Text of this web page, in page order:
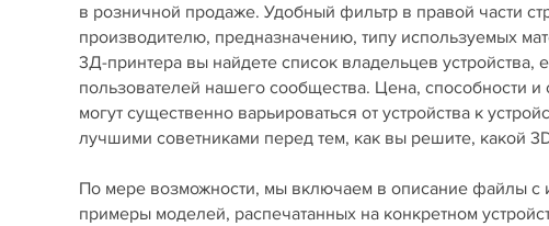
в розничной продаже. Удобный фильтр в правой части
производителю, предназначению, типу используемых
3Д-принтера вы найдете список владельцев
пользователей нашего сообщества. Цена, способности
могут существенно варьироваться от устройства к
лучшими советниками перед тем, как вы решите, какой
По мере возможности, мы включаем в описание файлы с
примеры моделей, распечатанных на конкретном